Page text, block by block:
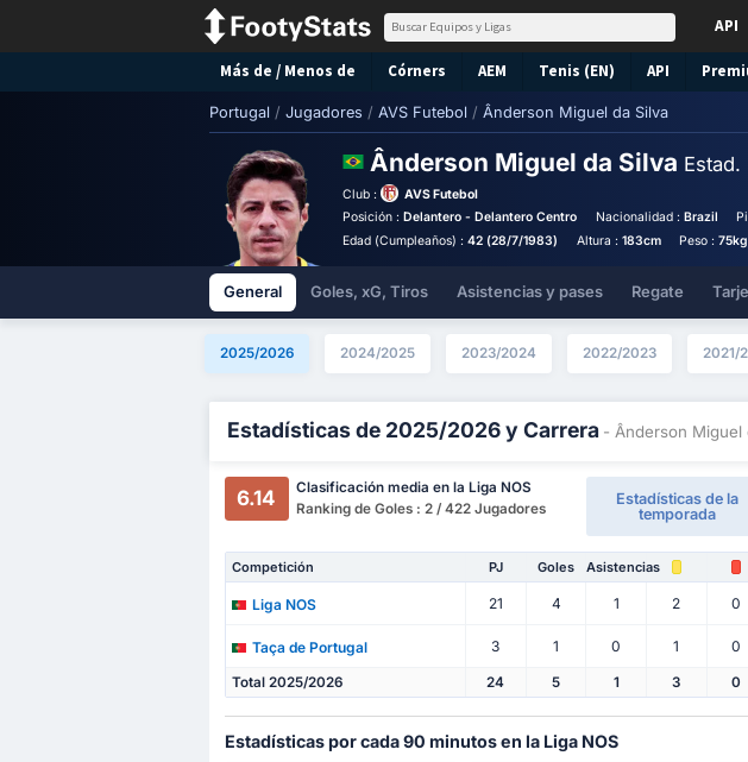
API
Más de / Menos de Córners AEM Tenis (EN) API
Portugal / Jugadores / AVS Futebol / Ânderson Miguel da Silva
Ânderson Miguel da Silva Estad.
Club :
AVS Futebol
Posición :Delantero - Delantero Centro Nacionalidad : Brazil
Edad (Cumpleaños) :42 (28/7/1983) Altura : 183cm Peso :75kg
General Goles, xG, Tiros Asistencias y pases Regate
2025/2026 2024/2025 2023/2024 2022/2023 2021/
Estadísticas de 2025/2026 y Carrera - Ânderson Miguel
6.14
Clasificación media en la Liga NOS
Ranking de Goles : 2 / 422 Jugadores
Estadísticas de la
temporada
Competición PJ Goles Asistencias
Liga NOS 21 4 1 2 0
Taça de Portugal 3 1 0 1 0
Total 2025/2026 24 5 1 3 0
Estadísticas por cada 90 minutos en la Liga NOS